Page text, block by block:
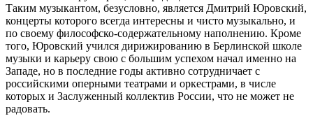
Таким музыкантом, безусловно, является Дмитрий Юровский,
концерты которого всегда интересны и чис­то музыкально, и
по своему философско-содержательному наполнению. Кроме
того, Юровский учился дирижированию в Берлинской школе
музыки и карьеру свою с большим успехом начал именно на
Западе, но в последние годы активно сотрудничает с
российскими оперными театрами и оркестрами, в числе
которых и Заслуженный коллектив России, что не может не
радовать.